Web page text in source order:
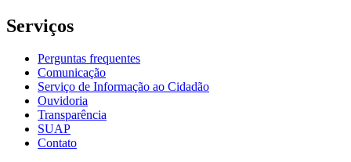
Serviços
Perguntas frequentes
Comunicação
Serviço de Informação ao Cidadão
Ouvidoria
Transparência
SUAP
Contato